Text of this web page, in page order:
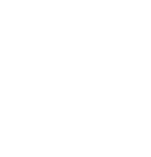
рефлексов